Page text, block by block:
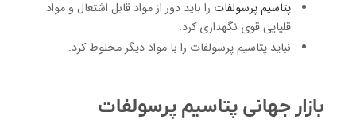
پتاسیم پرسولفات را باید دور از مواد قابل اشتعال و مواد
قلیایی قوی نگهداری کرد.
نباید پتاسیم پرسولفات را با مواد دیگر مخلوط کرد.
بازار جهانی پتاسیم پرسولفات